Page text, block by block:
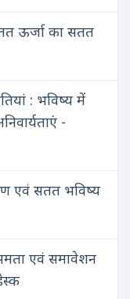
ऊर्जा का सतत
: भविष्य में
-
एवं सतत भविष्य
एवं समावेशन